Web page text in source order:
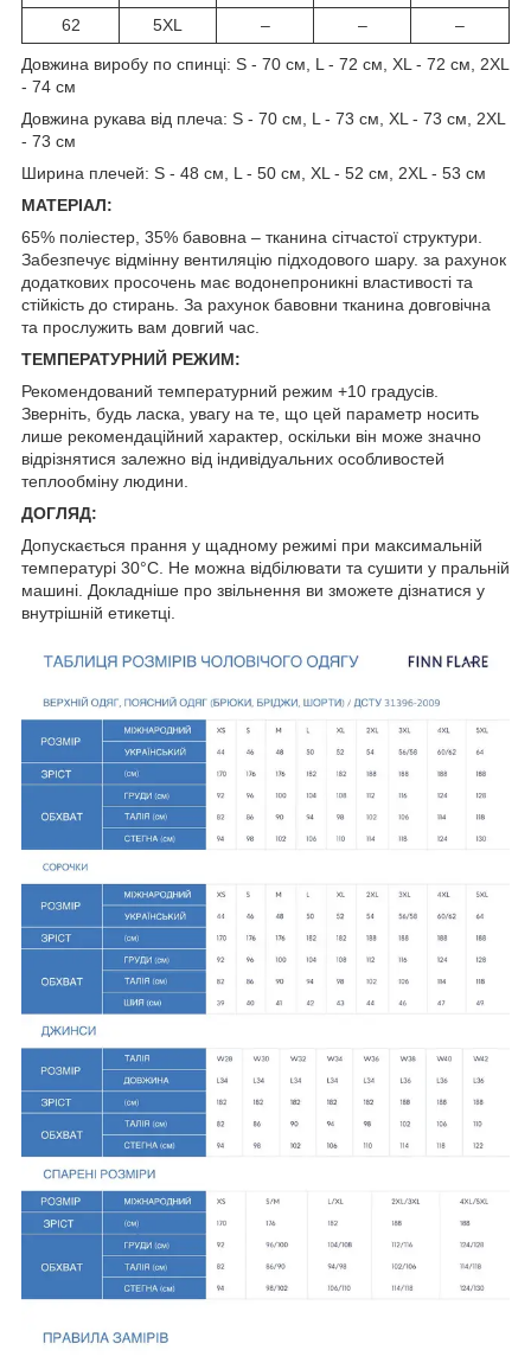
62
5XL – – –
Довжина виробу по спинці: S - 70 см, L - 72 см, XL - 72 см, 2XL
- 74 см
Довжина рукава від плеча: S - 70 см, L - 73 см, XL - 73 см, 2XL
- 73 см
Ширина плечей: S - 48 см, L - 50 см, XL - 52 см, 2XL - 53 см
МАТЕРІАЛ:
65% поліестер, 35% бавовна – тканина сітчастої структури.
Забезпечує відмінну вентиляцію підходового шару. за рахунок
додаткових просочень має водонепроникні властивості та
стійкість до стирань. За рахунок бавовни тканина довговічна
та прослужить вам довгий час.
ТЕМПЕРАТУРНИЙ РЕЖИМ:
Рекомендований температурний режим +10 градусів.
Зверніть, будь ласка, увагу на те, що цей параметр носить
лише рекомендаційний характер, оскільки він може значно
відрізнятися залежно від індивідуальних особливостей
теплообміну людини.
ДОГЛЯД:
Допускається прання у щадному режимі при максимальній
температурі 30°C. Не можна відбілювати та сушити у пральній
машині. Докладніше про звільнення ви зможете дізнатися у
внутрішній етикетці.